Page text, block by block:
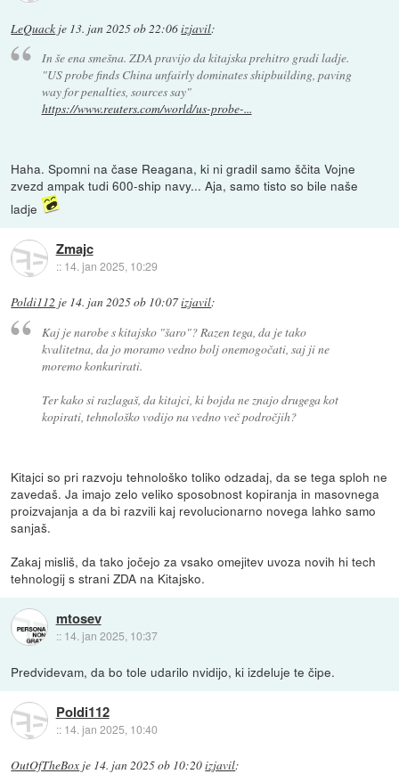
LeQuack je 13. jan 2025 ob 22:06izjavil:
In še ena smešna. ZDA pravijo da kitajska prehitro gradi ladje.
"US probe finds China unfairly dominates shipbuilding, paving
way for penalties, sources say"
https://www.reuters.com/world/us-probe-...
Haha. Spomni na čase Reagana, ki ni gradil samo ščita Vojne
zvezd ampak tudi 600-ship navy... Aja, samo tisto so bile naše
ladje
Zmajc
:: 14. jan 2025, 10:29
Poldi112 je 14. jan 2025 ob 10:07izjavil:
Kaj je narobe s kitajsko "šaro"? Razen tega, da je tako
kvalitetna, da jo moramo vedno bolj onemogočati, saj ji ne
moremo konkurirati.
Ter kako si razlagaš, da kitajci, ki bojda ne znajo drugega kot
kopirati, tehnološko vodijo na vedno več področjih?
Kitajci so pri razvoju tehnološko toliko odzadaj, da se tega sploh ne
zavedaš. Ja imajo zelo veliko sposobnost kopiranja in masovnega
proizvajanja a da bi razvili kaj revolucionarno novega lahko samo
sanjaš.
Zakaj misliš, da tako jočejo za vsako omejitev uvoza novih hi tech
tehnologij s strani ZDA na Kitajsko.
mtosev
:: 14. jan 2025, 10:37
Predvidevam, da bo tole udarilo nvidijo, ki izdeluje te čipe.
Poldi112
:: 14. jan 2025, 10:40
OutOfTheBox je 14. jan 2025 ob 10:20izjavil: